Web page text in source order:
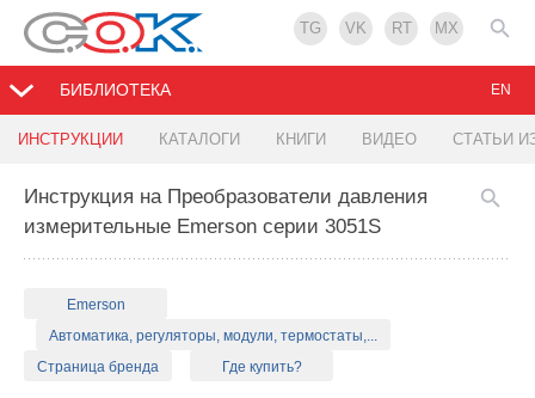
TG VK RT MX
БИБЛИОТЕКА
ИНСТРУКЦИИ КАТАЛОГИ КНИГИ ВИДЕО СТАТЬИ
EN
Инструкция на Преобразователи давления
измерительные Emerson серии 3051S
Emerson
Автоматика, регуляторы, модули, термостаты,...
Страница бренда
Где купить?